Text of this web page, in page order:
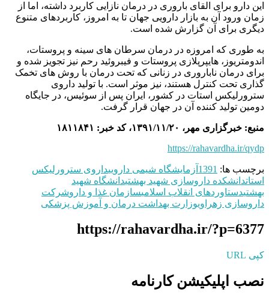
این دارو برای القای باروری در درمان نازایی کاربرد داشته، اما از
زمان ورود آن به بازار دارویی جهان تا به امروز، کاربردهای متنوع
دیگری برای آن گزارش شده است.
به طوری که امروزه در درمان سرطان ‌های سینه و پروستات،
اندومتریوز، هایپرپلازی پروستات و فیبروئید رحم نیز تجویز شده و
برای درمان ناباروری در زنانی که تحت درمان با روش ‌های تخمک
گذاری تحت کنترل هستند، نیز موثر است. با تولید داروی
سترورلیکس استات در کشور، ایران پس از سوئیس، در جایگاه
دومین تولید کننده آن در جهان قرار گرفت.
منبع: خبرگزاری مهر، ۱۳۹۱/۱۱/۲۰، کد خبر: ۱۸۱۱۸۴۱
https://rahavardha.ir/qydp
برچسب ها: 1391 آزمایشگاه شیمی داروییداروی سترورلیکس
استاتدانشکده داروسازی شهید بهشتیدانشگاه شهید
بهشتیدستاوردهای انقلاب اسلامیسازمان غذا و داروشرکت
داروسازی زهراویوزارت بهداشت درمان و آموزش پزشکی
https://rahavardha.ir/?p=6377
کپی URL
نصب اپلیکیشن کارنامه